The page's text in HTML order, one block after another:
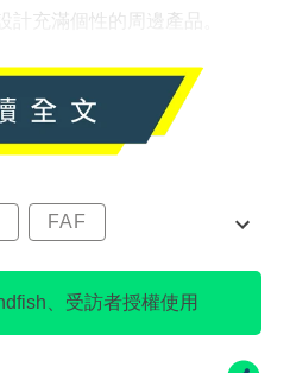
計充滿個性的周邊產品。
FAF
SERRINI
、受訪者授權使用